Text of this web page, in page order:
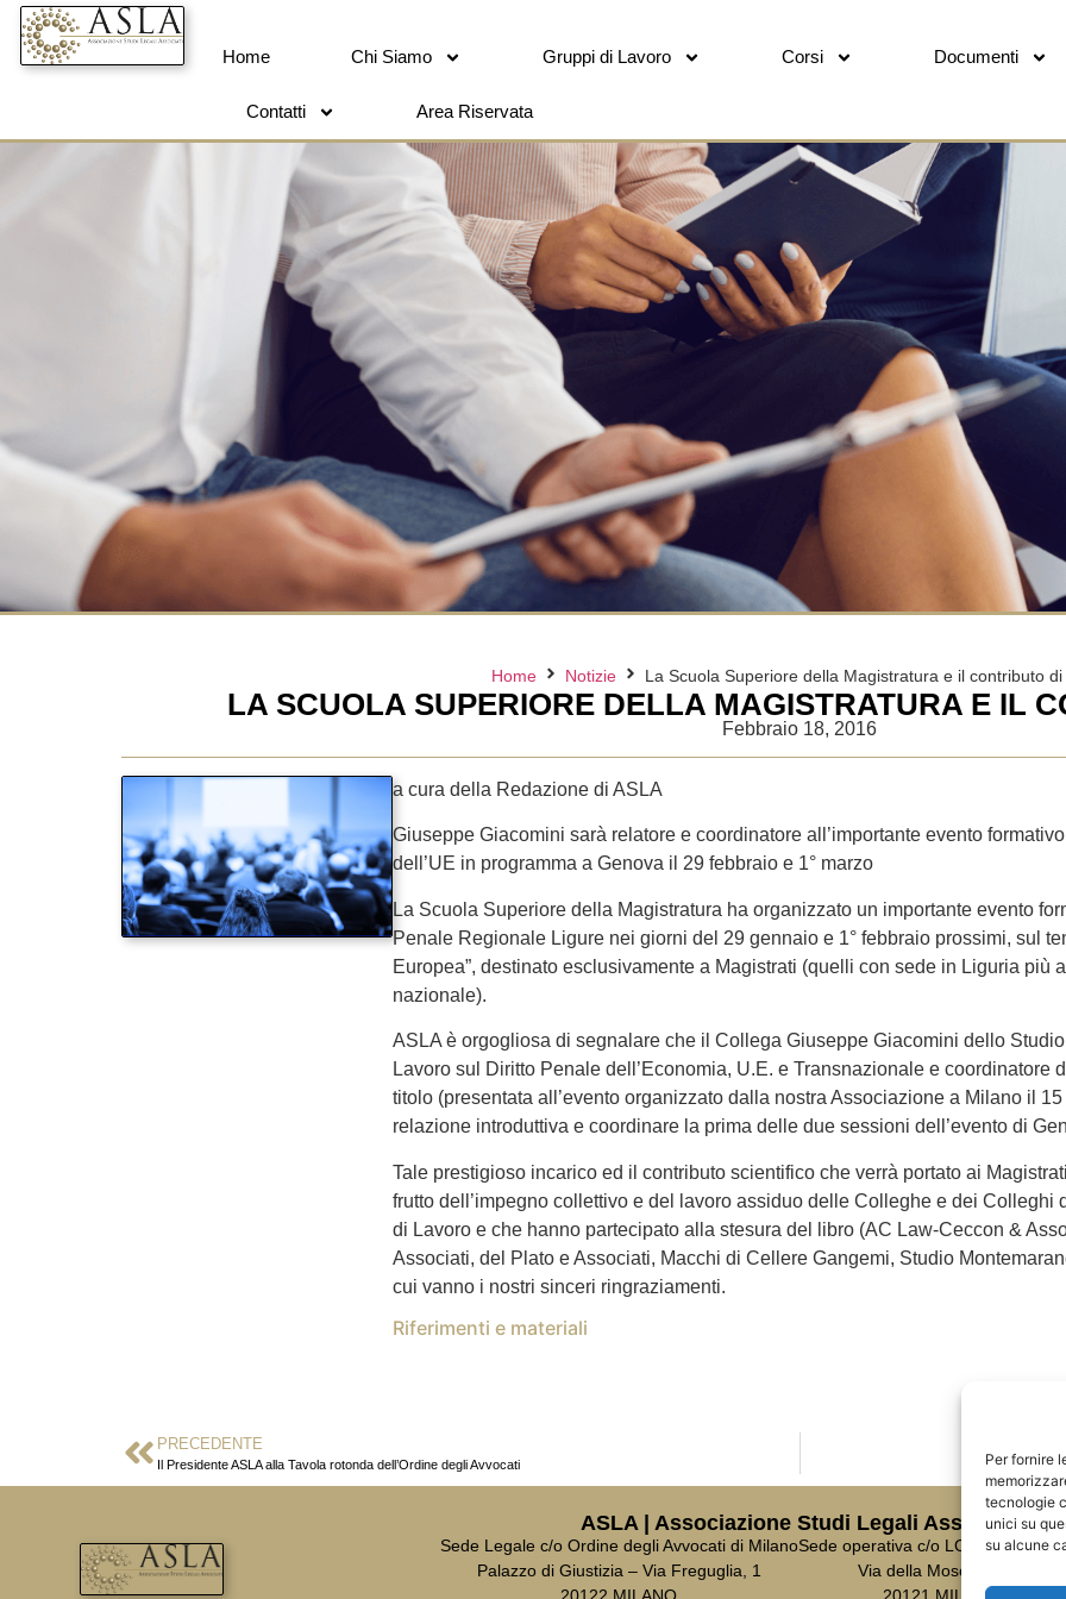
Per fornire
tecnologie
unici su
su alcune
Home Chi Siamo Gruppi di Lavoro Corsi Documenti
Contatti Area Riservata
Home Notizie La Scuola Superiore della Magistratura e il contributo di
LA SCUOLA SUPERIORE DELLA MAGISTRATURA E IL
Febbraio 18, 2016
a cura della Redazione di ASLA
Giuseppe Giacomini sarà relatore e coordinatore all’importante evento
dell’UE in programma a Genova il 29 febbraio e 1° marzo
La Scuola Superiore della Magistratura ha organizzato un importante evento
Penale Regionale Ligure nei giorni del 29 gennaio e 1° febbraio prossimi, sul
Europea”, destinato esclusivamente a Magistrati (quelli con sede in Liguria più
nazionale).
ASLA è orgogliosa di segnalare che il Collega Giuseppe Giacomini dello
Lavoro sul Diritto Penale dell’Economia, U.E. e Transnazionale e
titolo (presentata all’evento organizzato dalla nostra Associazione a Milano il
relazione introduttiva e coordinare la prima delle due sessioni dell’evento di
Tale prestigioso incarico ed il contributo scientifico che verrà portato ai
frutto dell’impegno collettivo e del lavoro assiduo delle Colleghe e dei Colleghi
di Lavoro e che hanno partecipato alla stesura del libro (AC Law-Ceccon &
Associati, del Plato e Associati, Macchi di Cellere Gangemi, Studio
cui vanno i nostri sinceri ringraziamenti.
Riferimenti e materiali
PRECEDENTE
Il Presidente ASLA alla Tavola rotonda dell’Ordine degli Avvocati
ASLA | Associazione Studi Legali Associati
Sede Legale c/o Ordine degli Avvocati di Milano
Palazzo di Giustizia – Via Freguglia, 1
Sede operativa c/o LCA Studio
Via della Moscova, 18